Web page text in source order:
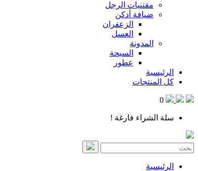
مقتنيات الرجل
ضيافة أدكن
الزعفران
العسل
المدونة
السبحة
عطور
الرئيسية
كل المنتجات
0
سلة الشراء فارغة !
الرئيسية